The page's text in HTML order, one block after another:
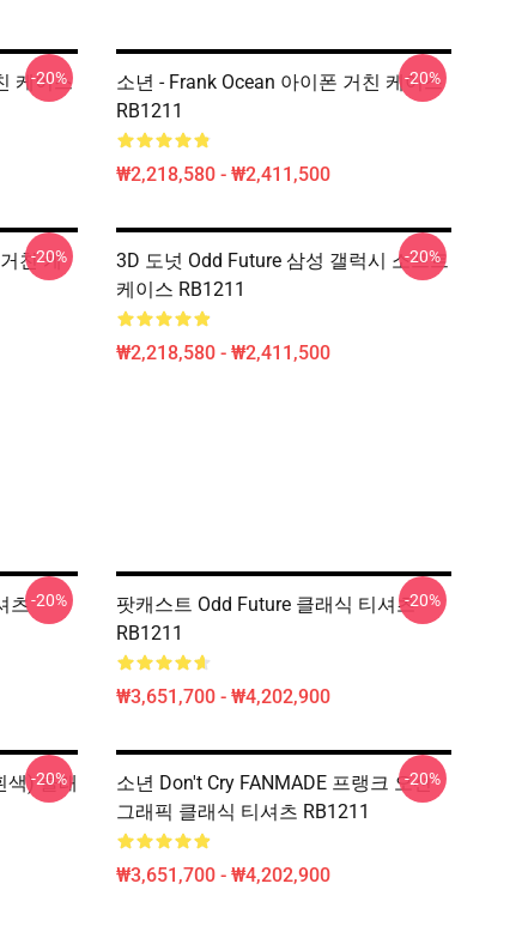
케이스
-20%
소년 - Frank Ocean 아이폰 거친 케이스
RB1211
₩2,218,580 - ₩2,411,500
-20%
친 케
-20%
3D 도넛 Odd Future 삼성 갤럭시 소프트
케이스 RB1211
₩2,218,580 - ₩2,411,500
-20%
츠-20%
팟캐스트 Odd Future 클래식 티셔츠
RB1211
₩3,651,700 - ₩4,202,900
-20%
색) 클래
-20%
소년 Don't Cry FANMADE 프랭크 오션
그래픽 클래식 티셔츠 RB1211
₩3,651,700 - ₩4,202,900
-20%